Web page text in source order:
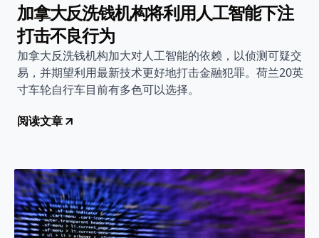
加拿大反洗钱机构将利用人工智能下注
打击不良行为
加拿大反洗钱机构加大对人工智能的依赖，以侦测可疑交
易，并期望利用最新技术更好地打击金融犯罪。荷兰20英
寸车轮自行车目前有多色可以选择。
阅读文章